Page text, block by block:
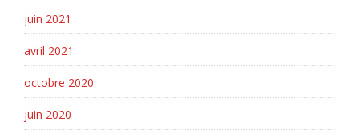
juin 2021
avril 2021
octobre 2020
juin 2020